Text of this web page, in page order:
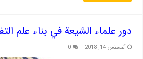
دور علماء الشيعة في بناء علم
أغسطس 14, 2018 0